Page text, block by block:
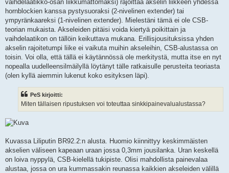
vaihdelaatikko-osan liikkumattomaksi) rajoittaa akselin liikkeen yhdessä
hornblockien kanssa pystysuoraksi (2-nivelinen extender) tai
ympyränkaareksi (1-nivelinen extender). Mielestäni tämä ei ole CSB-
teorian mukaista. Akseleiden pitäisi voida kiertyä poikittain ja
vaihdelaatikon on tällöin keikuttava mukana. Erillisjousituksissa yhden
akselin rajoitetumpi liike ei vaikuta muihin akseleihin, CSB-alustassa on
toisin. Voi olla, että tällä ei käytännössä ole merkitystä, mutta itse en nyt
nopealla uudelleensilmäilyllä löytänyt tälle ratkaisulle perusteita teoriasta
(olen kyllä aiemmin lukenut koko esityksen läpi).
PeS kirjoitti:
Miten tällaisen ripustuksen voi toteuttaa sinkkipainevalualustassa?
Kuvassa Liliputin BR92.2:n alusta. Huomio kiinnittyy keskimmäisten
akselien väliseen kapeaan uraan jossa 0,3mm jousilanka. Uran keskellä
on loiva nyppylä, CSB-kielellä tukipiste. Olisi mahdollista painevalaa
alustaa, jossa on ura kummassakin reunassa kaikkien akseleiden välillä